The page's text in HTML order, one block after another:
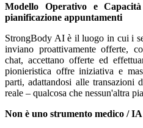
Modello Operativo e Capacità
pianificazione appuntamenti
StrongBody AI è il luogo in cui i
inviano proattivamente offerte,
chat, accettano offerte ed
pionieristica offre iniziativa e
parti, adattandosi alle transazioni
reale – qualcosa che nessun'altra
Non è uno strumento medico / IA